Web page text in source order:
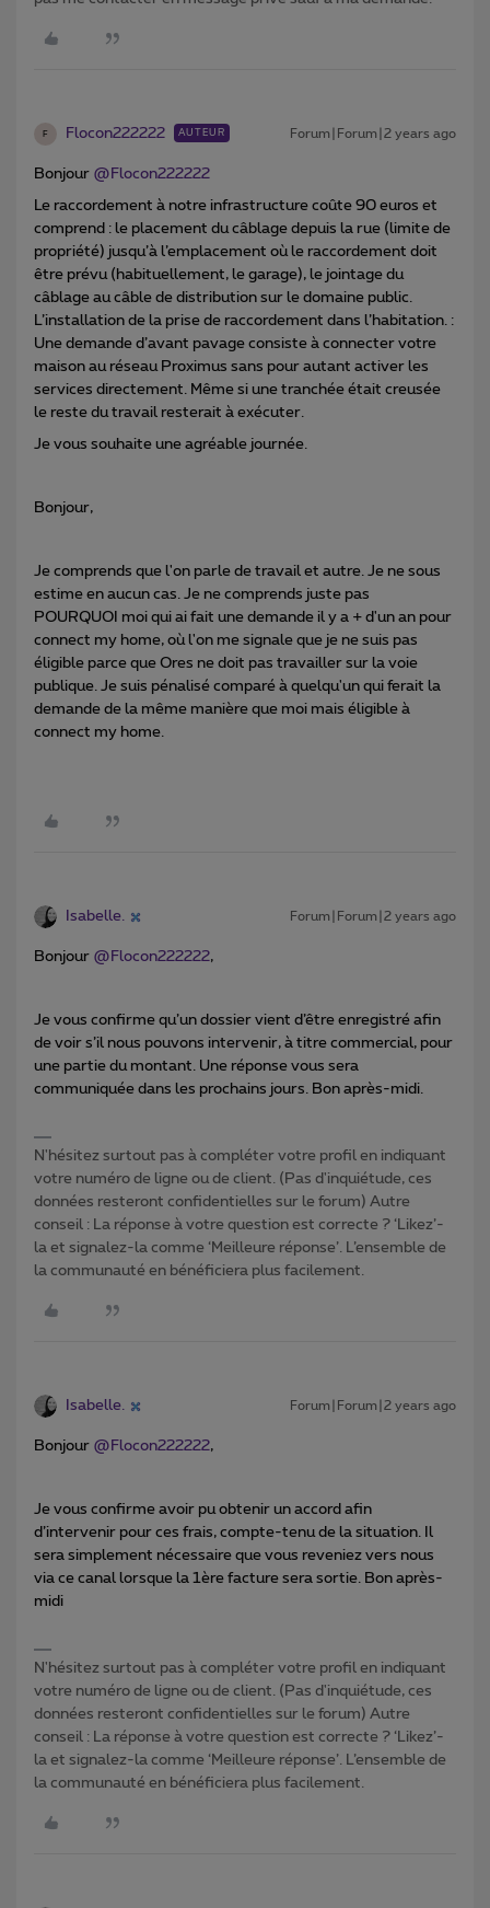
F Flocon222222 AUTEUR Forum|Forum|2 years ago
Bonjour @Flocon222222
Le raccordement à notre infrastructure coûte 90 euros et
comprend : le placement du câblage depuis la rue (limite de
propriété) jusqu’à l’emplacement où le raccordement doit
être prévu (habituellement, le garage), le jointage du
câblage au câble de distribution sur le domaine public.
L’installation de la prise de raccordement dans l’habitation. :
Une demande d’avant pavage consiste à connecter votre
maison au réseau Proximus sans pour autant activer les
services directement. Même si une tranchée était creusée
le reste du travail resterait à exécuter.
Je vous souhaite une agréable journée.
Bonjour,
Je comprends que l'on parle de travail et autre. Je ne sous
estime en aucun cas. Je ne comprends juste pas
POURQUOI moi qui ai fait une demande il y a + d'un an pour
connect my home, où l'on me signale que je ne suis pas
éligible parce que Ores ne doit pas travailler sur la voie
publique. Je suis pénalisé comparé à quelqu'un qui ferait la
demande de la même manière que moi mais éligible à
connect my home.
Isabelle. Forum|Forum|2 years ago
Bonjour @Flocon222222,
Je vous confirme qu’un dossier vient d’être enregistré afin
de voir s’il nous pouvons intervenir, à titre commercial, pour
une partie du montant. Une réponse vous sera
communiquée dans les prochains jours. Bon après-midi.
N'hésitez surtout pas à compléter votre profil en indiquant
votre numéro de ligne ou de client. (Pas d'inquiétude, ces
données resteront confidentielles sur le forum) Autre
conseil : La réponse à votre question est correcte ? ‘Likez’-
la et signalez-la comme ‘Meilleure réponse’. L’ensemble de
la communauté en bénéficiera plus facilement.
Isabelle. Forum|Forum|2 years ago
Bonjour @Flocon222222,
Je vous confirme avoir pu obtenir un accord afin
d’intervenir pour ces frais, compte-tenu de la situation. Il
sera simplement nécessaire que vous reveniez vers nous
via ce canal lorsque la 1ère facture sera sortie. Bon après-
midi
N'hésitez surtout pas à compléter votre profil en indiquant
votre numéro de ligne ou de client. (Pas d'inquiétude, ces
données resteront confidentielles sur le forum) Autre
conseil : La réponse à votre question est correcte ? ‘Likez’-
la et signalez-la comme ‘Meilleure réponse’. L’ensemble de
la communauté en bénéficiera plus facilement.